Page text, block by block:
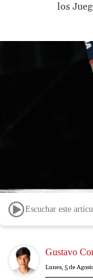
los
Escuchar este
Image Gustavo
Lunes, 5 de